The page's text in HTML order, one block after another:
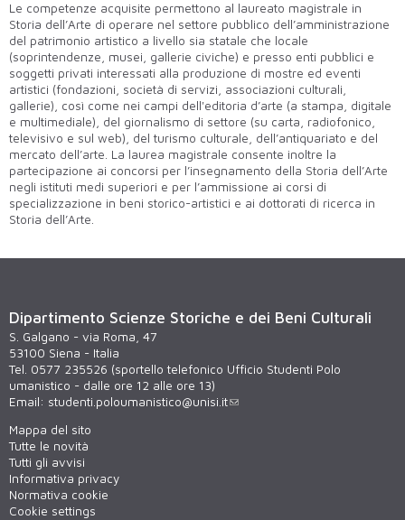
Le competenze acquisite permettono al laureato magistrale in
Storia dell’Arte di operare nel settore pubblico dell’amministrazione
del patrimonio artistico a livello sia statale che locale
(soprintendenze, musei, gallerie civiche) e presso enti pubblici e
soggetti privati interessati alla produzione di mostre ed eventi
artistici (fondazioni, società di servizi, associazioni culturali,
gallerie), così come nei campi dell'editoria d’arte (a stampa, digitale
e multimediale), del giornalismo di settore (su carta, radiofonico,
televisivo e sul web), del turismo culturale, dell’antiquariato e del
mercato dell’arte. La laurea magistrale consente inoltre la
partecipazione ai concorsi per l’insegnamento della Storia dell’Arte
negli istituti medi superiori e per l’ammissione ai corsi di
specializzazione in beni storico-artistici e ai dottorati di ricerca in
Storia dell’Arte.
Dipartimento Scienze Storiche e dei Beni Culturali
S. Galgano - via Roma, 47
53100 Siena - Italia
Tel. 0577 235526 (sportello telefonico Ufficio Studenti Polo
umanistico - dalle ore 12 alle ore 13)
Email: studenti.poloumanistico@unisi.it
Mappa del sito
Tutte le novità
Tutti gli avvisi
Informativa privacy
Normativa cookie
Cookie settings